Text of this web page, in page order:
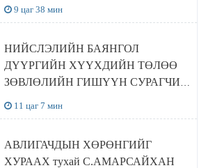
9 цаг 38 мин
НИЙСЛЭЛИЙН БАЯНГОЛ
ДҮҮРГИЙН ХҮҮХДИЙН ТӨЛӨӨ
ЗӨВЛӨЛИЙН ГИШҮҮН СУРАГЧИД
11 цаг 7 мин
АВЛИГАЧДЫН ХӨРӨНГИЙГ
ХУРААХ тухай С.АМАРСАЙХАН